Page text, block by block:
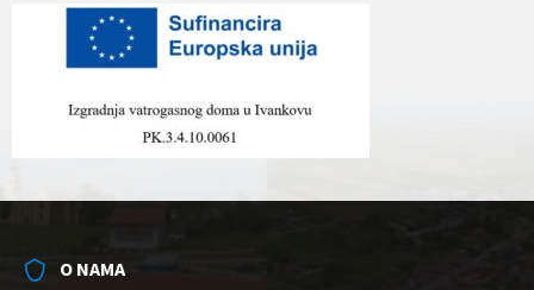
O NAMA